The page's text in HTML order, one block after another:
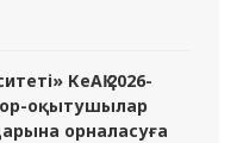
КеАҚ 2026-
оқытушылар
орналасуға